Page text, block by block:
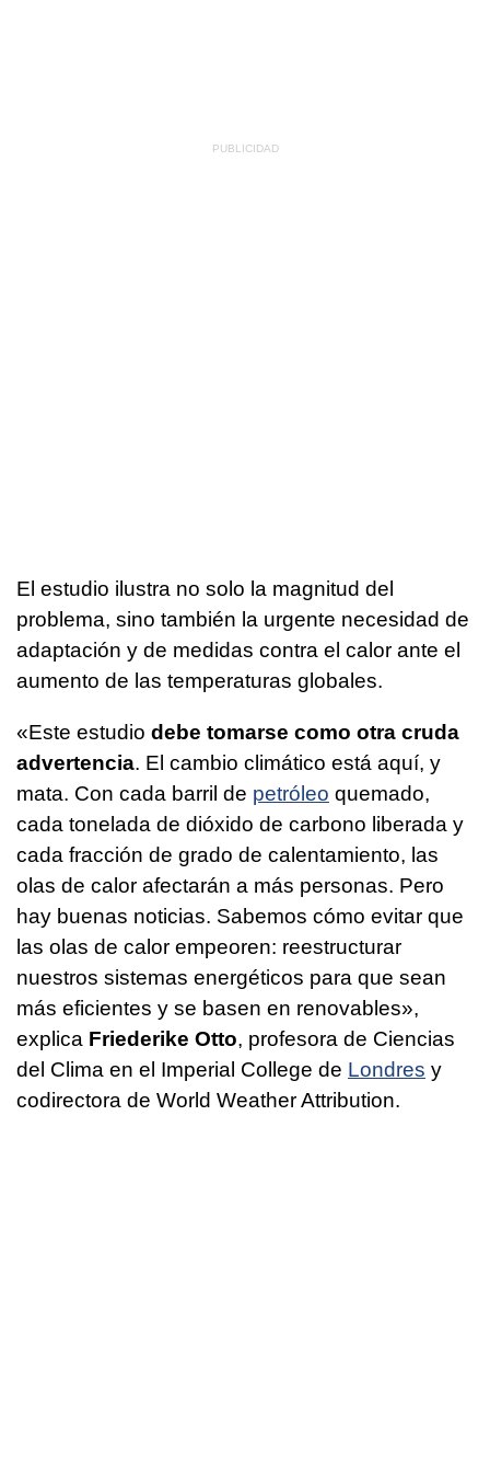
El estudio ilustra no solo la magnitud del
problema, sino también la urgente necesidad de
adaptación y de medidas contra el calor ante el
aumento de las temperaturas globales.
«Este estudio debe tomarse como otra cruda
advertencia. El cambio climático está aquí, y
mata. Con cada barril de petróleo quemado,
cada tonelada de dióxido de carbono liberada y
cada fracción de grado de calentamiento, las
olas de calor afectarán a más personas. Pero
hay buenas noticias. Sabemos cómo evitar que
las olas de calor empeoren: reestructurar
nuestros sistemas energéticos para que sean
más eficientes y se basen en renovables»,
explica Friederike Otto, profesora de Ciencias
del Clima en el Imperial College de Londres y
codirectora de World Weather Attribution.